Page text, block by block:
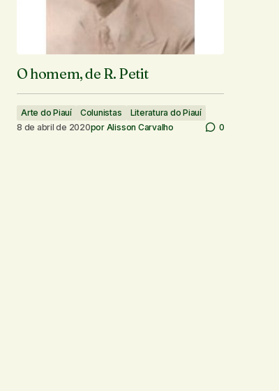
O homem, de R. Petit
Arte do Piauí Colunistas
Literatura do Piauí
8 de abril de 2020por Alisson Carvalho 0